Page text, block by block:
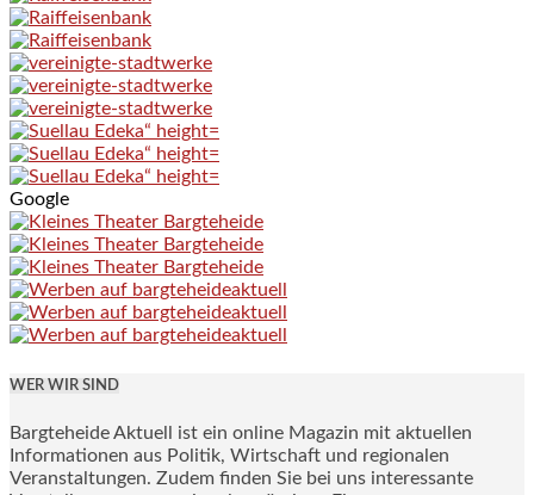
Google
WER WIR SIND
Bargteheide Aktuell ist ein online Magazin mit aktuellen
Informationen aus Politik, Wirtschaft und regionalen
Veranstaltungen. Zudem finden Sie bei uns interessante